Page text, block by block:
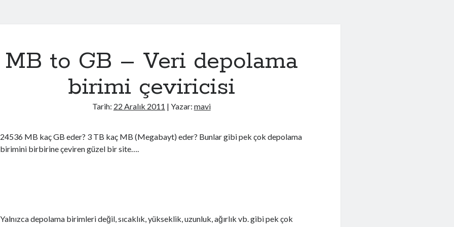
MB to GB – Veri depolama
birimi çeviricisi
Tarih: 22 Aralık 2011 | Yazar: mavi
24536 MB kaç GB eder? 3 TB kaç MB (Megabayt) eder? Bunlar gibi pek çok depolama
birimini birbirine çeviren güzel bir site….
Yalnızca depolama birimleri değil, sıcaklık, yükseklik, uzunluk, ağırlık vb. gibi pek çok